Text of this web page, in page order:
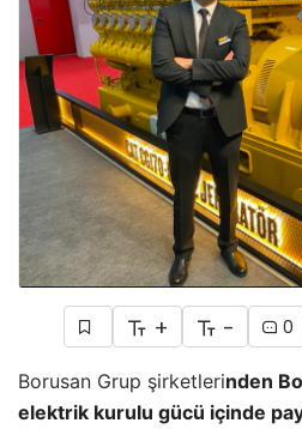
+ - 0
Borusan Grup şirketlerinden
elektrik kurulu gücü içinde